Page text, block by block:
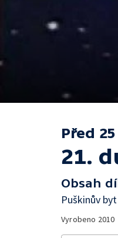
Před
21.
Obsah
Puškinův
Vyrobeno 2010